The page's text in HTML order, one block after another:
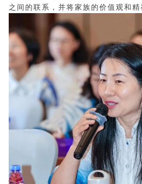
之间的联系，并将家族的价值观和精